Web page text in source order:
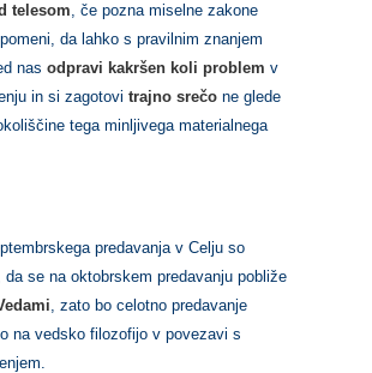
telesom, če pozna miselne zakone
da lahko s pravilnim znanjem
nasodpravi kakršen koli problem v
in si zagotovitrajno srečo ne glede
tega minljivega materialnega
predavanja v Celju so
se na oktobrskem predavanju pobliže
, zato bo celotno predavanje
na vedsko filozofijo v povezavi s